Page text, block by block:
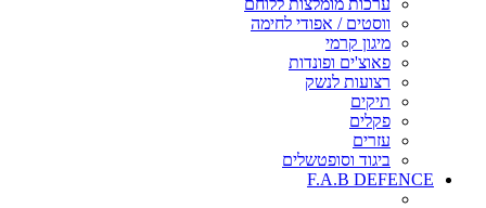
ערכות מומלצות ללוחם
ווסטים / אפודי לחימה
מיגון קרמי
פאוצ'ים ופונדות
רצועות לנשק
תיקים
פקלים
עזרים
ביגוד וסופטשלים
F.A.B DEFENCE